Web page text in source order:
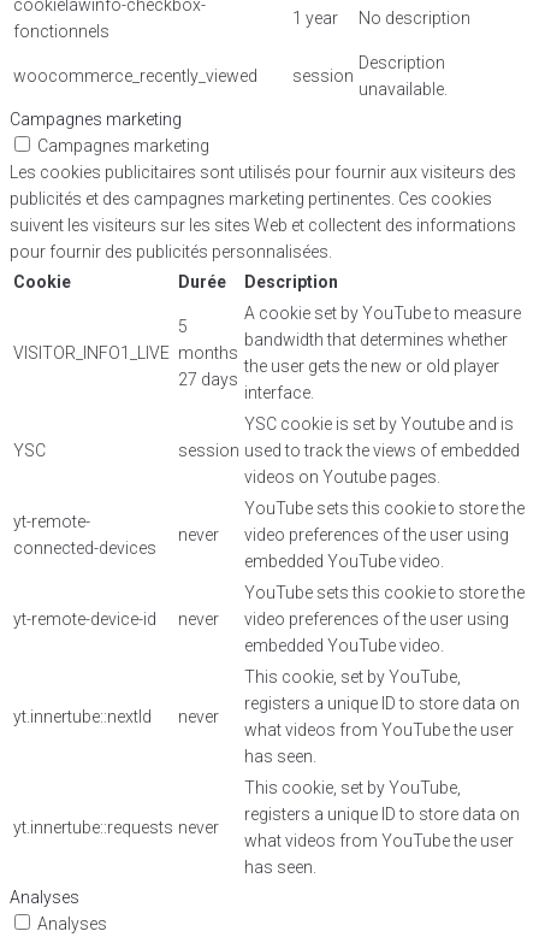
cookielawinfo-checkbox-
fonctionnels
1 year No description
woocommerce_recently_viewed session
Description
unavailable.
Campagnes marketing
Campagnes marketing
Les cookies publicitaires sont utilisés pour fournir aux visiteurs des
publicités et des campagnes marketing pertinentes. Ces cookies
suivent les visiteurs sur les sites Web et collectent des informations
pour fournir des publicités personnalisées.
Cookie
Durée Description
VISITOR_INFO1_LIVE
5
months
27 days
A cookie set by YouTube to measure
bandwidth that determines whether
the user gets the new or old player
interface.
YSC session
YSC cookie is set by Youtube and is
used to track the views of embedded
videos on Youtube pages.
yt-remote-
connected-devices
never
YouTube sets this cookie to store the
video preferences of the user using
embedded YouTube video.
yt-remote-device-id never
YouTube sets this cookie to store the
video preferences of the user using
embedded YouTube video.
yt.innertube::nextId never
This cookie, set by YouTube,
registers a unique ID to store data on
what videos from YouTube the user
has seen.
yt.innertube::requests never
This cookie, set by YouTube,
registers a unique ID to store data on
what videos from YouTube the user
has seen.
Analyses
Analyses